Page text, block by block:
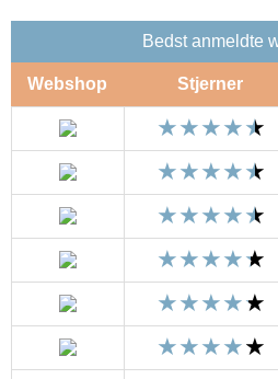
Bedst anmeldte
Webshop Stjerner